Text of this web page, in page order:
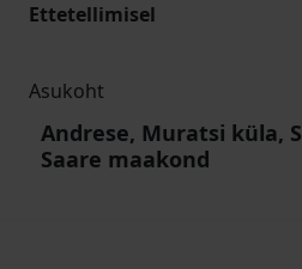
Ettetellimisel
Asukoht
Andrese, Muratsi küla,
Saare maakond